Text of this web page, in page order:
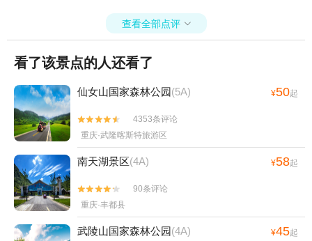
查看全部点评 
看了该景点的人还看了
仙女山国家森林公园(5A) ¥50起


4353条评论
重庆·武隆喀斯特旅游区
南天湖景区(4A) ¥58起


90条评论
重庆·丰都县
武陵山国家森林公园(4A) ¥45起